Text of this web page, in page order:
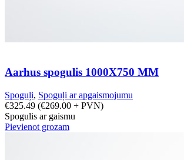
Aarhus spogulis 1000X750 MM
Spoguļi, Spoguļi ar apgaismojumu
€325.49 (€269.00 + PVN)
Spogulis ar gaismu
Pievienot grozam